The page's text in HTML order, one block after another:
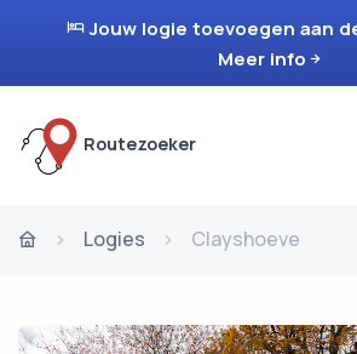
Jouw logie toevoegen aan
Meer info
Routezoeker
Logies Clayshoeve